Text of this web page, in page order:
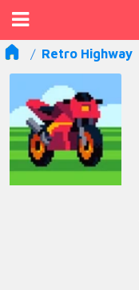
Retro Highway